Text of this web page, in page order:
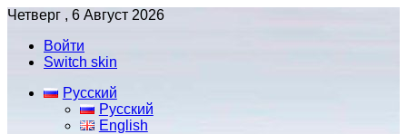
Четверг , 6 Август 2026
Войти
Switch skin
Русский
Русский
English